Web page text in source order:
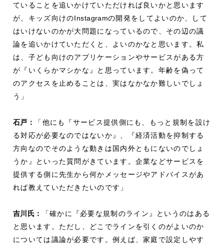
ていることを追いかけていただければ良いかと思います
が、キッズ向けのInstagramの開発をしてよいのか、して
はいけないのかが大問題になっているので、その辺の議
論を追いかけていただくと、よいのかなと思います。私
は、子ども向けのアプリケーションやサービスがある方
が『いくらかマシかな』と思っています。年齢を偽って
のアクセスを止めることは、実はなかなか難しいでしょ
う」
石戸：
「他にも『サービス提供側にも、もっと規制を設け
る対応が必要なのではないか』、『経済活動を抑制する
方向なのでそのような動きは国内外ともにないのでしょ
うか』といった質問がきています。企業などサービスを
提供する側に先生から何かメッセージやアドバイスがあ
れば教えていただきたいのです」
吉川氏：
「確かに『必要な規制のライン』というのはある
と思います。ただし、どこでラインを引くのがよいのか
については議論が必要です。例えば、家庭で設定しやす